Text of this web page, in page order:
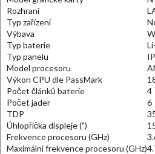
Rozhraní
Typ zařízení
Výbava
Typ baterie
Typ panelu
Model procesoru
Výkon CPU dle PassMark
Počet článků baterie
4
Počet jader
6
TDP
Úhlopříčka displeje (")
Frekvence procesoru (GHz)
Maximální frekvence procesoru (GHz)